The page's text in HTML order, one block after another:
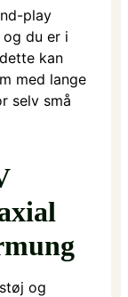
play
du er i
kan
med lange
selv små
og